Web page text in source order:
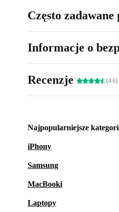
Często zadawane
Informacje o
Recenzje (4.6)
Najpopularniejsze
iPhony
Samsung
MacBooki
Laptopy